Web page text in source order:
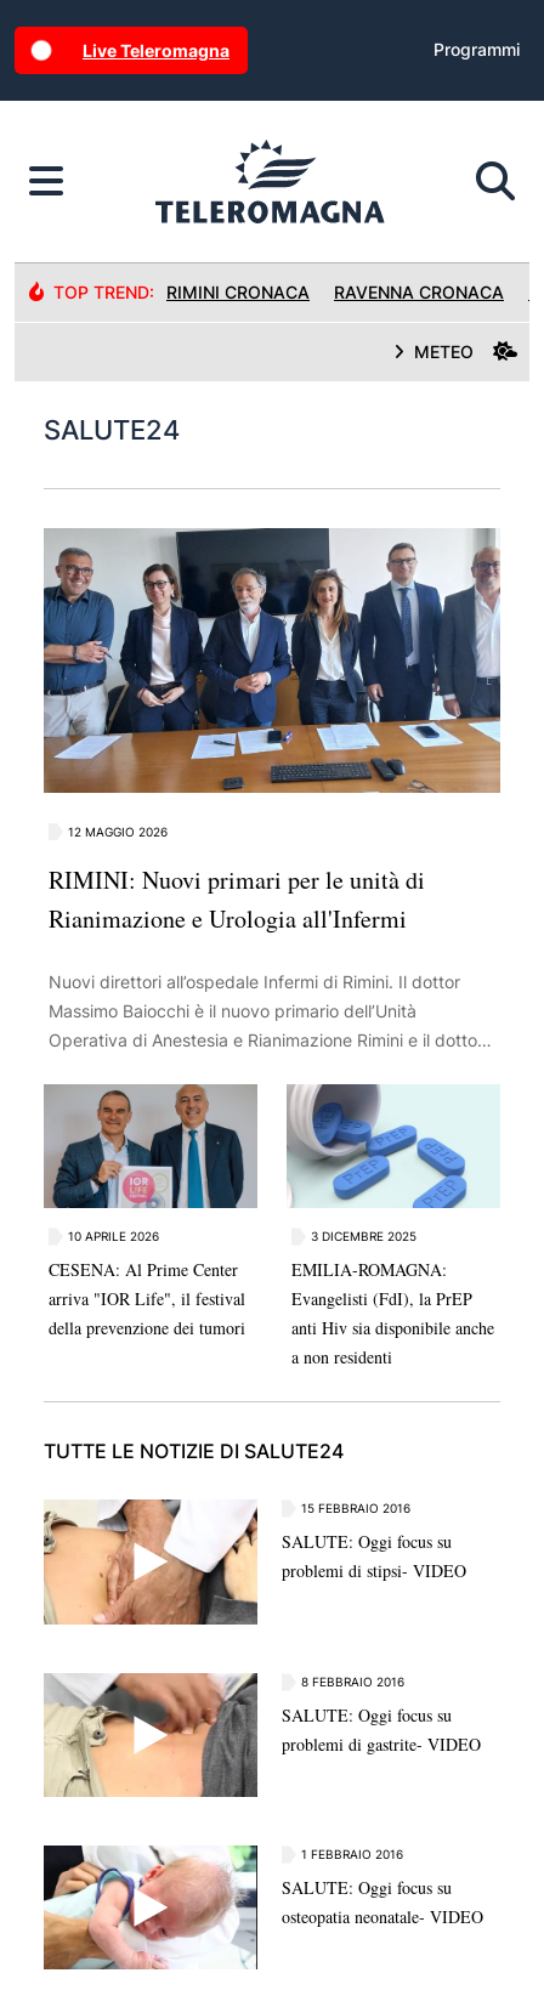
Live Teleromagna Programmi
TOP TREND: RIMINI CRONACA RAVENNA CRONACA
METEO
SALUTE24
12 MAGGIO 2026
RIMINI: Nuovi primari per le unità di
Rianimazione e Urologia all'Infermi
Nuovi direttori all’ospedale Infermi di Rimini. Il dottor
Massimo Baiocchi è il nuovo primario dell’Unità
Operativa di Anestesia e Rianimazione Rimini e il dottor
10 APRILE 2026
CESENA: Al Prime Center
arriva "IOR Life", il festival
della prevenzione dei tumori
3 DICEMBRE 2025
EMILIA-ROMAGNA:
Evangelisti (FdI), la PrEP
anti Hiv sia disponibile anche
a non residenti
TUTTE LE NOTIZIE DI SALUTE24
15 FEBBRAIO 2016
SALUTE: Oggi focus su
problemi di stipsi- VIDEO
8 FEBBRAIO 2016
SALUTE: Oggi focus su
problemi di gastrite- VIDEO
1 FEBBRAIO 2016
SALUTE: Oggi focus su
osteopatia neonatale- VIDEO